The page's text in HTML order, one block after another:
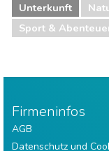
Unterkunft
Sport &
Firmeninfos
AGB
Datenschutz und